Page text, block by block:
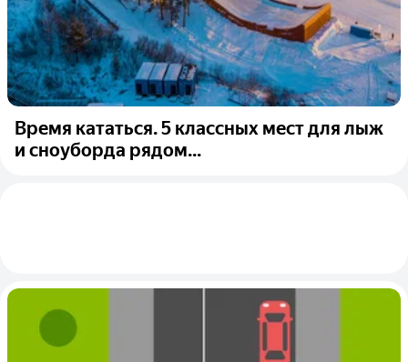
Время кататься. 5 классных мест для лыж
и сноуборда рядом...